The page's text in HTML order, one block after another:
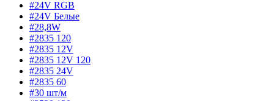
#24V RGB
#24V Белые
#28,8W
#2835 120
#2835 12V
#2835 12V 120
#2835 24V
#2835 60
#30 шт/м